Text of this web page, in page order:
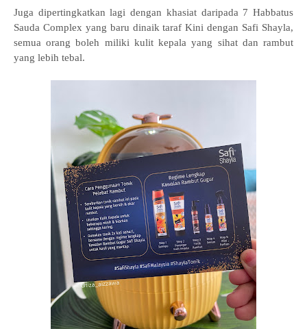
Juga dipertingkatkan lagi dengan khasiat daripada 7 Habbatus
Sauda Complex yang baru dinaik taraf Kini dengan Safi Shayla,
semua orang boleh miliki kulit kepala yang sihat dan rambut
yang lebih tebal.